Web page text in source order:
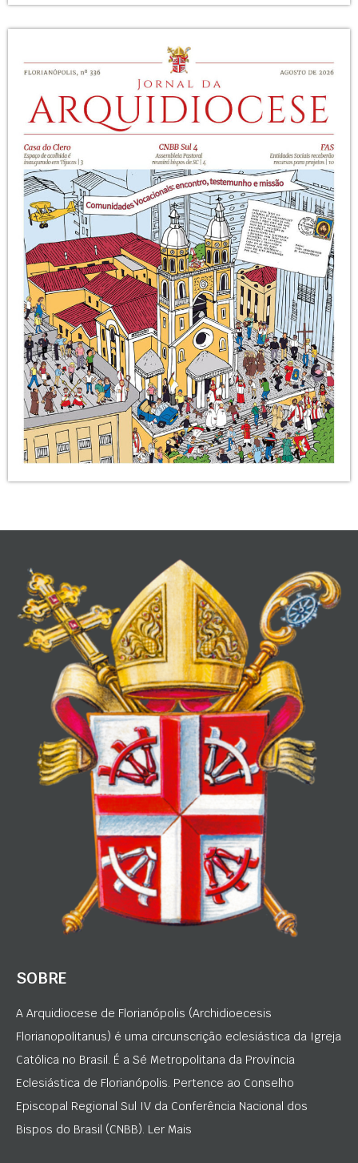
SOBRE
A Arquidiocese de Florianópolis (Archidioecesis
Florianopolitanus) é uma circunscrição eclesiástica da Igreja
Católica no Brasil. É a Sé Metropolitana da Província
Eclesiástica de Florianópolis. Pertence ao Conselho
Episcopal Regional Sul IV da Conferência Nacional dos
Bispos do Brasil (CNBB). Ler Mais